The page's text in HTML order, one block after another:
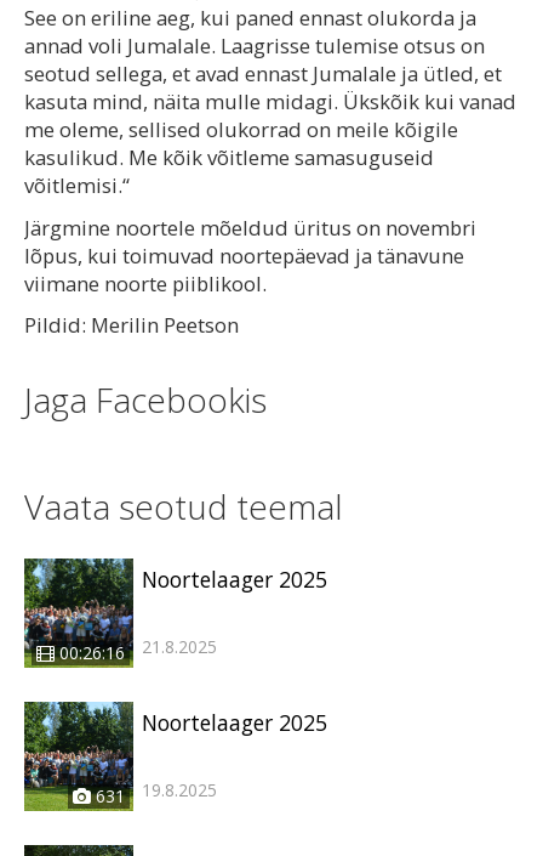
See on eriline aeg, kui paned ennast olukorda ja
annad voli Jumalale. Laagrisse tulemise otsus on
seotud sellega, et avad ennast Jumalale ja ütled, et
kasuta mind, näita mulle midagi. Ükskõik kui vanad
me oleme, sellised olukorrad on meile kõigile
kasulikud. Me kõik võitleme samasuguseid
võitlemisi.“
Järgmine noortele mõeldud üritus on novembri
lõpus, kui toimuvad noortepäevad ja tänavune
viimane noorte piiblikool.
Pildid: Merilin Peetson
Jaga Facebookis
Vaata seotud teemal
00:26:16
Noortelaager 2025
21.8.2025
631
Noortelaager 2025
19.8.2025